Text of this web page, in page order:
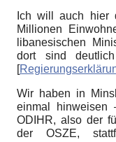
Ich will auch hier
Millionen
libanesischen
dort sind
[
Wir haben in
einmal
ODIHR, also der
der OSZE,